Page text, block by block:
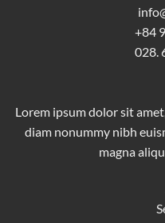
+84
028.
Lorem ipsum dolor sit
diam nonummy nibh
magna